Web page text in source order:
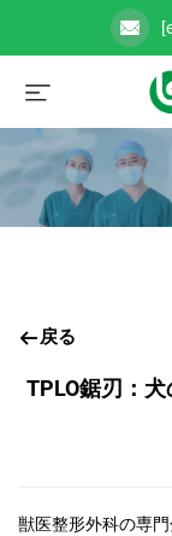
戻る
TPLO鋸刃：
獣医整形外科の専